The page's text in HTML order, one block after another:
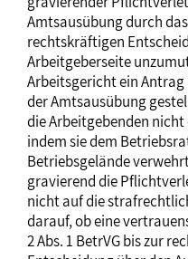
Amtsausübung durch
rechtskräftigen
Arbeitgeberseite
Arbeitsgericht ein
der Amtsausübung
die Arbeitgebenden
indem sie dem
Betriebsgelände
gravierend die
nicht auf die
darauf, ob eine
2 Abs. 1 BetrVG bis zur